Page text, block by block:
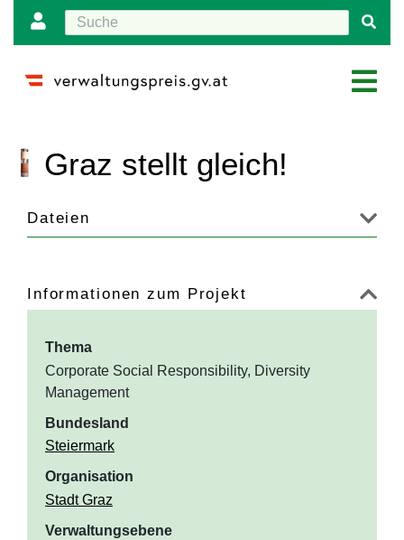
Graz stellt gleich!
Dateien
Informationen zum Projekt
Thema
Corporate Social Responsibility, Diversity
Management
Bundesland
Steiermark
Organisation
Stadt Graz
Verwaltungsebene